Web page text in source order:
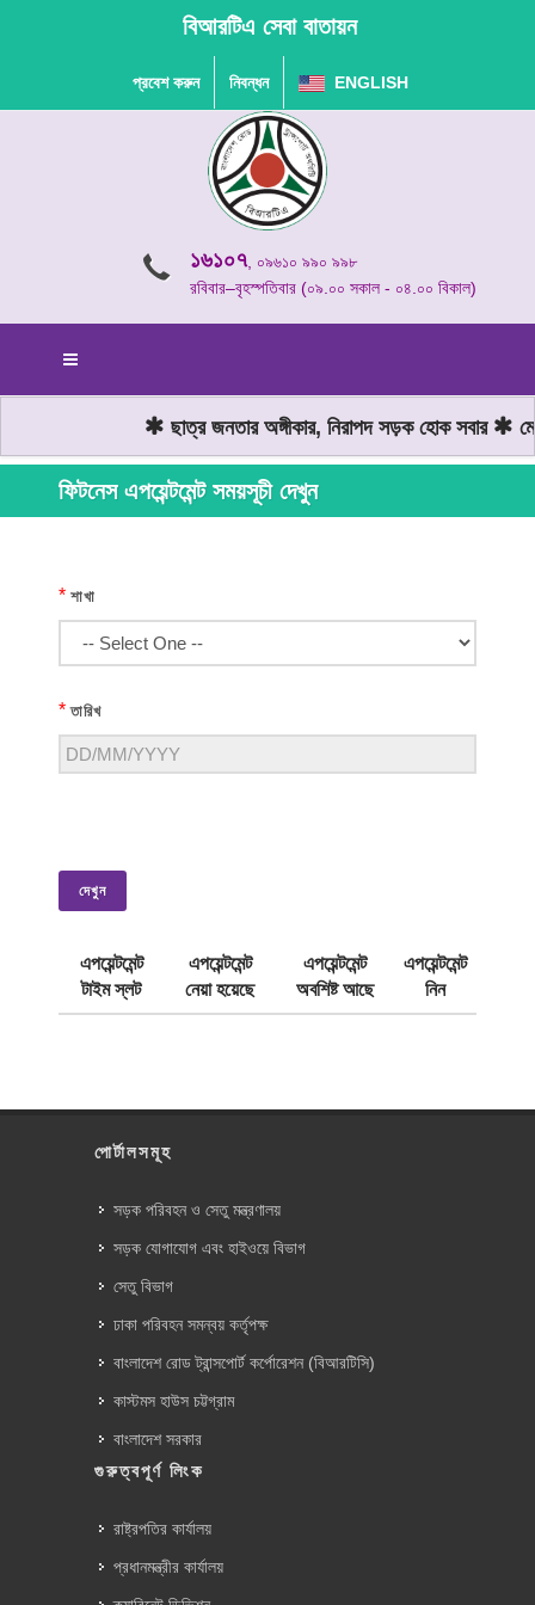
বিআরটিএ সেবা বাতায়ন
প্রবেশ করুন নিবন্ধন ENGLISH
১৬১০৭, ০৯৬১০ ৯৯০ ৯৯৮
রবিবার–বৃহস্পতিবার (০৯.০০ সকাল - ০৪.০০ বিকাল)
ছাত্র জনতার অঙ্গীকার, নিরাপদ সড়ক হোক সবার
ফিটনেস এপয়েন্টমেন্ট সময়সূচী দেখুন
* শাখা
* তারিখ
দেখুন
এপয়েন্টমেন্ট
টাইম স্লট
এপয়েন্টমেন্ট
নেয়া হয়েছে
এপয়েন্টমেন্ট
অবশিষ্ট আছে
এপয়েন্টমেন্ট
নিন
পোর্টালসমূহ
সড়ক পরিবহন ও সেতু মন্ত্রণালয়
সড়ক যোগাযোগ এবং হাইওয়ে বিভাগ
সেতু বিভাগ
ঢাকা পরিবহন সমন্বয় কর্তৃপক্ষ
বাংলাদেশ রোড ট্রান্সপোর্ট কর্পোরেশন (বিআরটিসি)
কাস্টমস হাউস চট্টগ্রাম
বাংলাদেশ সরকার
গুরুত্বপূর্ণ লিংক
রাষ্ট্রপতির কার্যালয়
প্রধানমন্ত্রীর কার্যালয়